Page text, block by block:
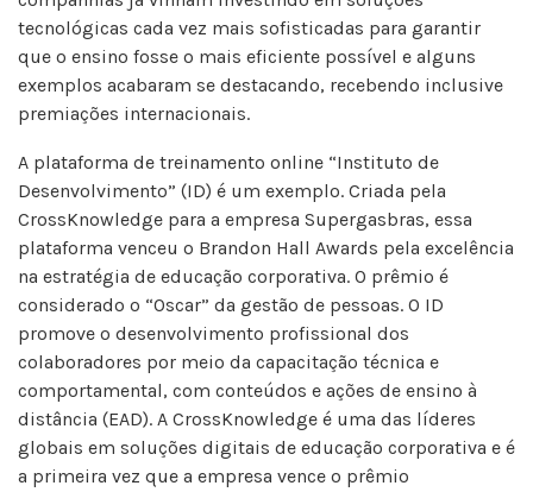
tecnológicas cada vez mais sofisticadas para garantir
que o ensino fosse o mais eficiente possível e alguns
exemplos acabaram se destacando, recebendo inclusive
premiações internacionais.
A plataforma de treinamento online “Instituto de
Desenvolvimento” (ID) é um exemplo. Criada pela
CrossKnowledge para a empresa Supergasbras, essa
plataforma venceu o Brandon Hall Awards pela excelência
na estratégia de educação corporativa. O prêmio é
considerado o “Oscar” da gestão de pessoas. O ID
promove o desenvolvimento profissional dos
colaboradores por meio da capacitação técnica e
comportamental, com conteúdos e ações de ensino à
distância (EAD). A CrossKnowledge é uma das líderes
globais em soluções digitais de educação corporativa e é
a primeira vez que a empresa vence o prêmio